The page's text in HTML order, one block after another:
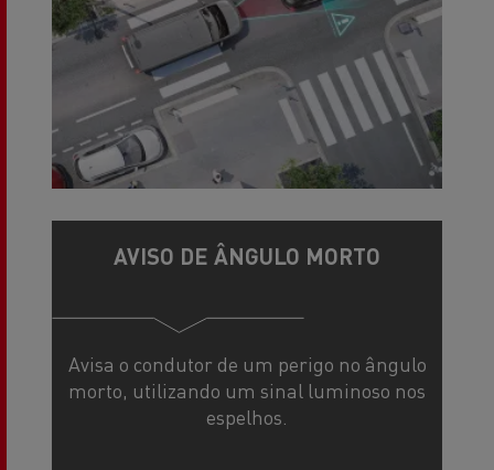
AVISO DE ÂNGULO MORTO
Avisa o condutor de um perigo no ângulo
morto, utilizando um sinal luminoso nos
espelhos.